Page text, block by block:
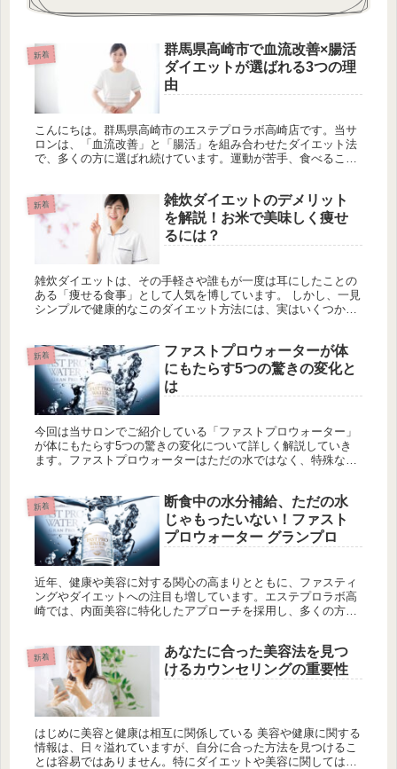
新着
群馬県高崎市で血流改善×腸活
ダイエットが選ばれる3つの理
由
こんにちは。群馬県高崎市のエステプロラボ高崎店です。当サ
ロンは、「血流改善」と「腸活」を組み合わせたダイエット法
で、多くの方に選ばれ続けています。運動が苦手、食べること
新着
雑炊ダイエットのデメリット
を解説！お米で美味しく痩せ
るには？
雑炊ダイエットは、その手軽さや誰もが一度は耳にしたことの
ある「痩せる食事」として人気を博しています。 しかし、一見
シンプルで健康的なこのダイエット方法には、実はいくつかの
新着
ファストプロウォーターが体
にもたらす5つの驚きの変化と
は
今回は当サロンでご紹介している「ファストプロウォーター」
が体にもたらす5つの驚きの変化について詳しく解説していき
ます。ファストプロウォーターはただの水ではなく、特殊な非
新着
断食中の水分補給、ただの水
じゃもったいない！ファスト
プロウォーター グランプロ
近年、健康や美容に対する関心の高まりとともに、ファスティ
ングやダイエットへの注目も増しています。エステプロラボ高
崎では、内面美容に特化したアプローチを採用し、多くの方々
新着
あなたに合った美容法を見つ
けるカウンセリングの重要性
はじめに美容と健康は相互に関係している 美容や健康に関する
情報は、日々溢れていますが、自分に合った方法を見つけるこ
とは容易ではありません。特にダイエットや美容に関しては、